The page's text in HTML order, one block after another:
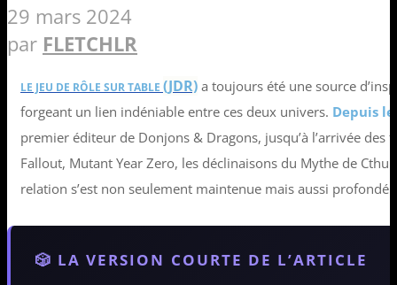
29 mars 2024
par FLETCHLR
LE JEU DE RÔLE SUR TABLE (JDR) a toujours été une source
forgeant un lien indéniable entre ces deux univers. Depuis
premier éditeur de Donjons & Dragons, jusqu’à l’arrivée des
Fallout, Mutant Year Zero, les déclinaisons du Mythe de
relation s’est non seulement maintenue mais aussi
🎲 LA VERSION COURTE DE L’ARTICLE